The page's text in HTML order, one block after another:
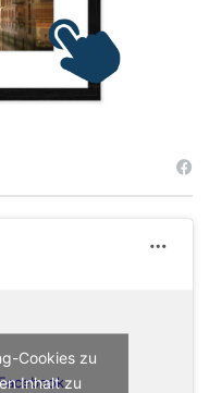
Cookies zu
Inhalt zu